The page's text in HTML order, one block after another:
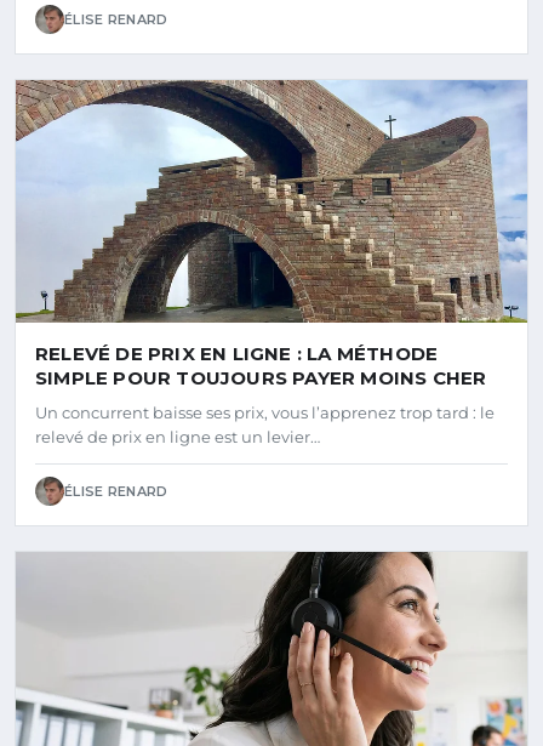
ÉLISE RENARD
RELEVÉ DE PRIX EN LIGNE : LA MÉTHODE
SIMPLE POUR TOUJOURS PAYER MOINS CHER
Un concurrent baisse ses prix, vous l’apprenez trop tard : le
relevé de prix en ligne est un levier…
ÉLISE RENARD